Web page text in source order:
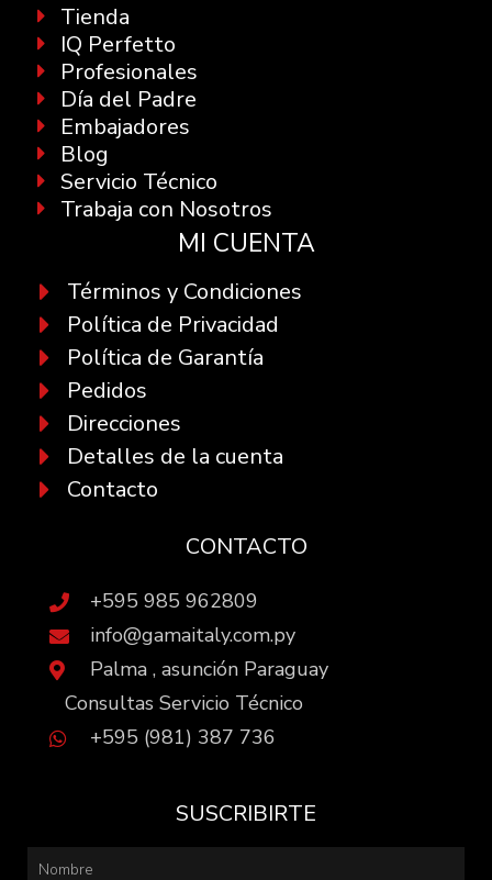
Tienda
IQ Perfetto
Profesionales
Día del Padre
Embajadores
Blog
Servicio Técnico
Trabaja con Nosotros
MI CUENTA
Términos y Condiciones
Política de Privacidad
Política de Garantía
Pedidos
Direcciones
Detalles de la cuenta
Contacto
CONTACTO
+595 985 962809
info@gamaitaly.com.py
Palma , asunción Paraguay
Consultas Servicio Técnico
+595 (981) 387 736
SUSCRIBIRTE